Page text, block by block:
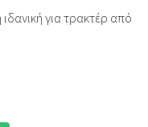
για τρακτέρ από